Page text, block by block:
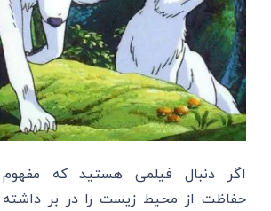
اگر دنبال فیلمی هستید که مفهوم
حفاظت از محیط زیست را در بر داشته